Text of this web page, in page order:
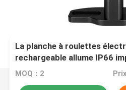
La planche à roulettes
rechargeable allume IP66
MOQ：2